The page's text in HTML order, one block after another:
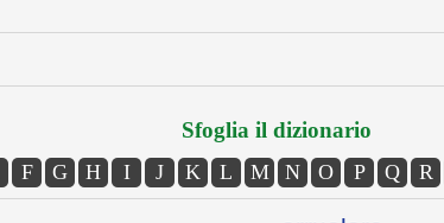
Sfoglia il dizionario
F G H I J K L M N O P Q R